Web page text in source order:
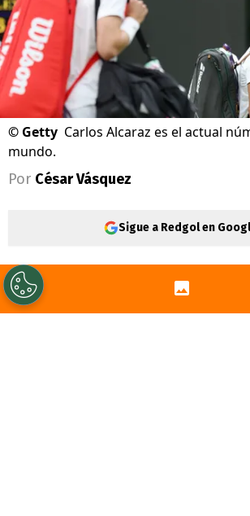
© Getty Carlos Alcaraz es el actual
mundo.
Por César Vásquez
Sigue a Redgol en
LaCopa Davis
tiene
importante desafío paraChile